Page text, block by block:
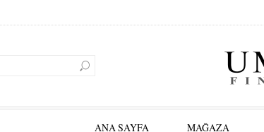
ANA SAYFA MAĞAZA